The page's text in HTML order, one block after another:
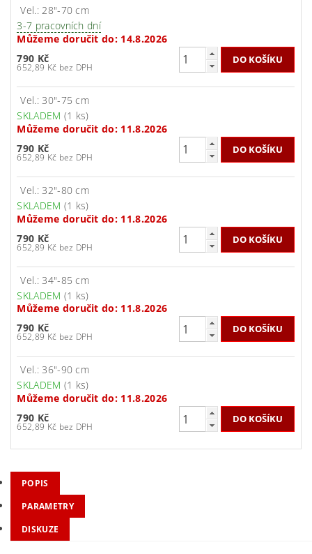
Vel.: 28"-70 cm
3-7 pracovních dní
Můžeme doručit do: 14.8.2026
790 Kč
652,89 Kč bez DPH
Vel.: 30"-75 cm
SKLADEM (1 ks)
Můžeme doručit do: 11.8.2026
790 Kč
652,89 Kč bez DPH
Vel.: 32"-80 cm
SKLADEM (1 ks)
Můžeme doručit do: 11.8.2026
790 Kč
652,89 Kč bez DPH
Vel.: 34"-85 cm
SKLADEM (1 ks)
Můžeme doručit do: 11.8.2026
790 Kč
652,89 Kč bez DPH
Vel.: 36"-90 cm
SKLADEM (1 ks)
Můžeme doručit do: 11.8.2026
790 Kč
652,89 Kč bez DPH
POPIS
PARAMETRY
DISKUZE